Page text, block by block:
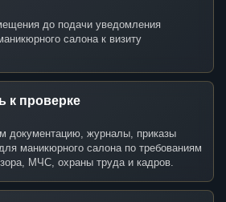
до подачи уведомления
салона к визиту
к проверке
документацию, журналы, приказы
маникюрного салона по требованиям
МЧС, охраны труда и кадров.